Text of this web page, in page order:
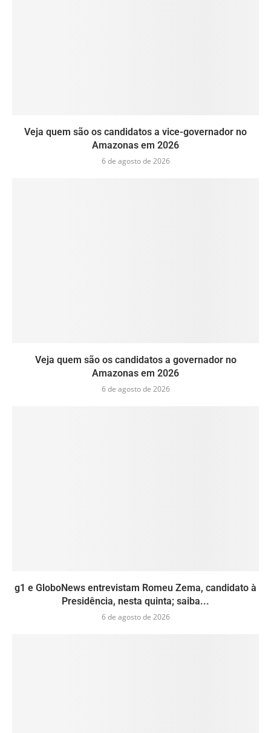
Veja quem são os candidatos a vice-governador no
Amazonas em 2026
6 de agosto de 2026
Veja quem são os candidatos a governador no
Amazonas em 2026
6 de agosto de 2026
g1 e GloboNews entrevistam Romeu Zema, candidato à
Presidência, nesta quinta; saiba...
6 de agosto de 2026